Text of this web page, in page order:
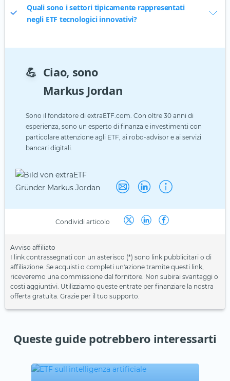
Quali sono i settori tipicamente rappresentati
negli ETF tecnologici innovativi?
💪 Ciao, sono
Markus Jordan
Sono il fondatore di extraETF.com. Con oltre 30 anni di
esperienza, sono un esperto di finanza e investimenti con
particolare attenzione agli ETF, ai robo-advisor e ai servizi
bancari digitali.
Condividi articolo
Avviso affiliato
I link contrassegnati con un asterisco (*) sono link pubblicitari o di
affiliazione. Se acquisti o completi un'azione tramite questi link,
riceveremo una commissione dal fornitore. Non subirai svantaggi o
costi aggiuntivi. Utilizziamo queste entrate per finanziare la nostra
offerta gratuita. Grazie per il tuo supporto.
Queste guide potrebbero interessarti